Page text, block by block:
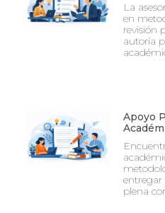
La
en
revisión
autoría
Apoyo
entregar
plena